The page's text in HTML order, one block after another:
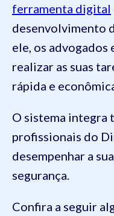
ferramenta digital
desenvolvimento
ele, os advogados
realizar as suas
rápida e
O sistema integra
profissionais do
desempenhar a
segurança.
Confira a seguir